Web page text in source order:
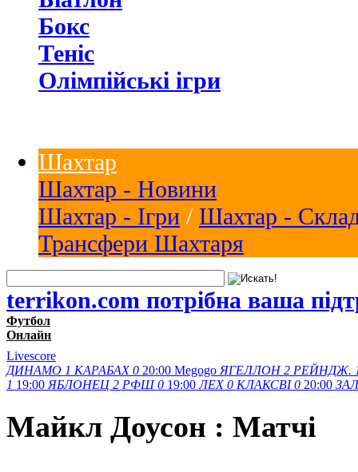
Бокс
Теніс
Олімпійські ігри
Шахтар
Шахтар - Новини
Шахтар - Ігри / Шахтар -
Трансфери Шахтаря
terrikon.com потрібна ваша
Футбол
Онлайн
Livescore
ДИНАМО 1 КАРАБАХ 0 20:00 Megogo ЯГЕЛЛОН 2 РЕЙНДЖ.
1 19:00 ЯБЛОНЕЦ 2 РФШ 0 19:00 ЛЕХ 0 КЛАКСВІ 0 20:00
Майкл Доусон : Матчi